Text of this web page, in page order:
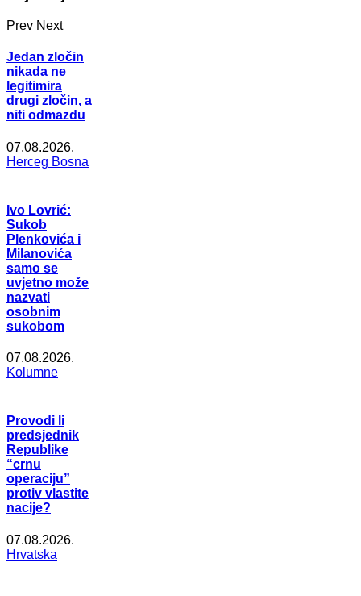
Prev Next
Jedan zločin
nikada ne
legitimira
drugi zločin, a
niti odmazdu
07.08.2026.
Herceg Bosna
Ivo Lovrić:
Sukob
Plenkovića i
Milanovića
samo se
uvjetno može
nazvati
osobnim
sukobom
07.08.2026.
Kolumne
Provodi li
predsjednik
Republike
“crnu
operaciju”
protiv vlastite
nacije?
07.08.2026.
Hrvatska